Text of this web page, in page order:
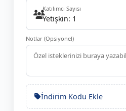
Katılımcı Sayısı
Yetişkin: 1
Notlar (Opsiyonel)
İndirim Kodu Ekle